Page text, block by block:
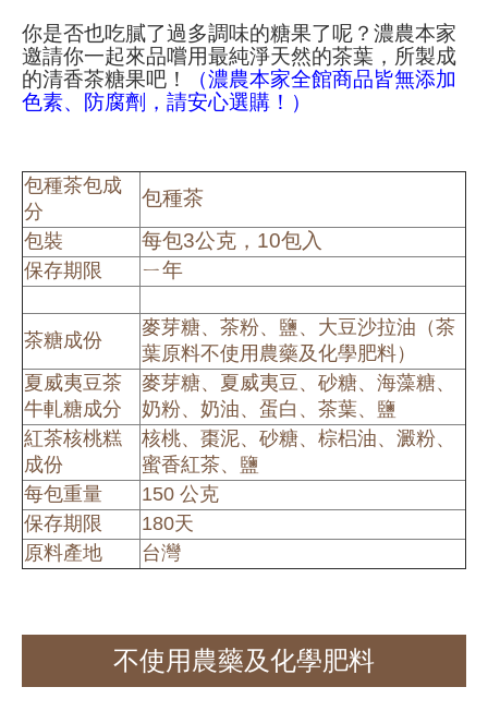
你是否也吃膩了過多調味的糖果了呢？濃農本家
邀請你一起來品嚐用最純淨天然的茶葉，所製成
的清香茶糖果吧！
（濃農本家全館商品皆無添加
色素、防腐劑，請安心選購！）
包種茶包成
分
包種茶
包裝 每包3公克，10包入
保存期限 ㄧ年
茶糖成份
麥芽糖、茶粉、鹽、大豆沙拉油（茶
葉原料不使用農藥及化學肥料）
夏威夷豆茶
牛軋糖成分
麥芽糖、夏威夷豆、砂糖、海藻糖、
奶粉、奶油、蛋白、茶葉、鹽
紅茶核桃糕
成份
核桃、棗泥、砂糖、棕梠油、澱粉、
蜜香紅茶、鹽
每包重量
150 公克
保存期限
180天
原料產地
台灣
不使用農藥及化學肥料